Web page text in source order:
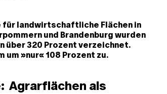
für landwirtschaftliche Flächen in
und Brandenburg wurden
über 320 Prozent verzeichnet.
um »nur« 108 Prozent zu.
Agrarflächen als